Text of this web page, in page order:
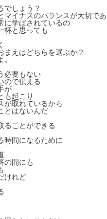
でしょう？
マイナスのバランスが大切で
に学ばされているの
杯と思っても
まえはどちらを選ぶか？
必要もない
ので伝える
が
も起こり
が取れているから
とはないんだ
ることができる
時間になるために
の間にも
けれど